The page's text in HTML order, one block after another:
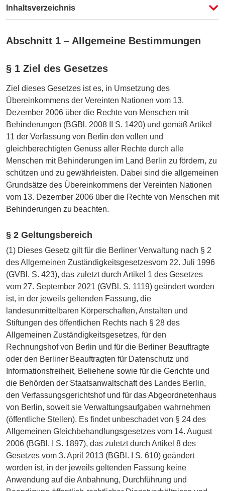
Fassung auswählen
Inhaltsverzeichnis
Abschnitt 1 – Allgemeine Bestimmungen
§ 1 Ziel des Gesetzes
Ziel dieses Gesetzes ist es, in Umsetzung des
Übereinkommens der Vereinten Nationen vom 13.
Dezember 2006 über die Rechte von Menschen mit
Behinderungen (BGBl. 2008 II S. 1420) und gemäß Artikel
11 der Verfassung von Berlin den vollen und
gleichberechtigten Genuss aller Rechte durch alle
Menschen mit Behinderungen im Land Berlin zu fördern, zu
schützen und zu gewährleisten. Dabei sind die allgemeinen
Grundsätze des Übereinkommens der Vereinten Nationen
vom 13. Dezember 2006 über die Rechte von Menschen mit
Behinderungen zu beachten.
§ 2 Geltungsbereich
(1) Dieses Gesetz gilt für die Berliner Verwaltung nach § 2
des Allgemeinen Zuständigkeitsgesetzesvom 22. Juli 1996
(GVBl. S. 423), das zuletzt durch Artikel 1 des Gesetzes
vom 27. September 2021 (GVBl. S. 1119) geändert worden
ist, in der jeweils geltenden Fassung, die
landesunmittelbaren Körperschaften, Anstalten und
Stiftungen des öffentlichen Rechts nach § 28 des
Allgemeinen Zuständigkeitsgesetzes, für den
Rechnungshof von Berlin und für die Berliner Beauftragte
oder den Berliner Beauftragten für Datenschutz und
Informationsfreiheit, Beliehene sowie für die Gerichte und
die Behörden der Staatsanwaltschaft des Landes Berlin,
den Verfassungsgerichtshof und für das Abgeordnetenhaus
von Berlin, soweit sie Verwaltungsaufgaben wahrnehmen
(öffentliche Stellen). Es findet unbeschadet von § 24 des
Allgemeinen Gleichbehandlungsgesetzes vom 14. August
2006 (BGBl. I S. 1897), das zuletzt durch Artikel 8 des
Gesetzes vom 3. April 2013 (BGBl. I S. 610) geändert
worden ist, in der jeweils geltenden Fassung keine
Anwendung auf die Anbahnung, Durchführung und